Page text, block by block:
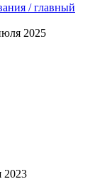
/ главный
2025
2023